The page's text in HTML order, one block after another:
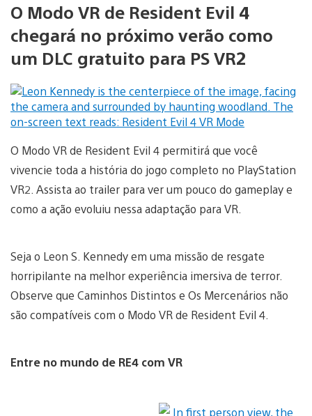
O Modo VR de Resident Evil 4
chegará no próximo verão como
um DLC gratuito para PS VR2
O Modo VR de Resident Evil 4 permitirá que você
vivencie toda a história do jogo completo no PlayStation
VR2. Assista ao trailer para ver um pouco do gameplay e
como a ação evoluiu nessa adaptação para VR.
Seja o Leon S. Kennedy em uma missão de resgate
horripilante na melhor experiência imersiva de terror.
Observe que Caminhos Distintos e Os Mercenários não
são compatíveis com o Modo VR de Resident Evil 4.
Entre no mundo de RE4 com VR